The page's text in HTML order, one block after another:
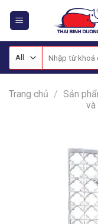
kiếm:
Trang chủ / Sản
và